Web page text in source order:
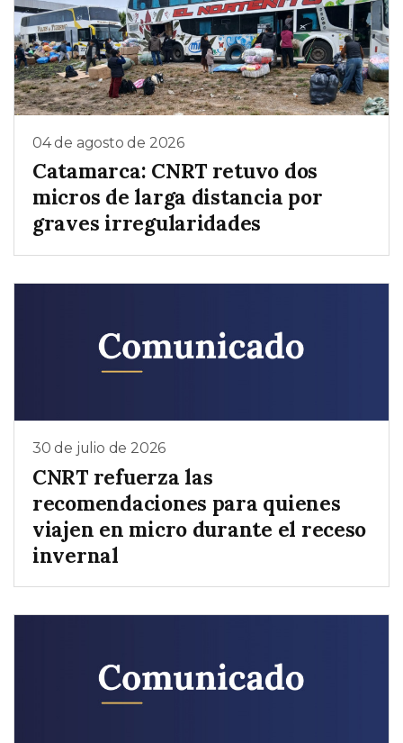
04 de agosto de 2026
Catamarca: CNRT retuvo dos
micros de larga distancia por
graves irregularidades
30 de julio de 2026
CNRT refuerza las
recomendaciones para quienes
viajen en micro durante el receso
invernal